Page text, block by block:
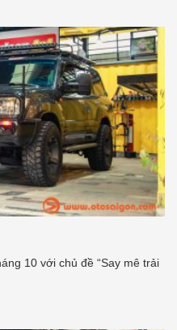
10 với chủ đề “Say mê trải